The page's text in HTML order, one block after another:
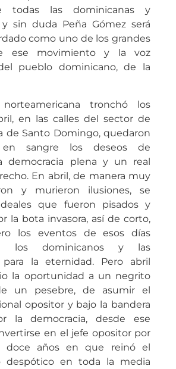
todas las dominicanas y
sin duda Peña Gómez será
como uno de los grandes
ese movimiento y la voz
pueblo dominicano, de la
tronchó los
en las calles del sector de
de Santo Domingo, quedaron
en sangre los deseos de
democracia plena y un real
En abril, de manera muy
y murieron ilusiones, se
que fueron pisados y
la bota invasora, así de corto,
los eventos de esos días
los dominicanos y las
para la eternidad. Pero abril
la oportunidad a un negrito
un pesebre, de asumir el
opositor y bajo la bandera
la democracia, desde ese
en el jefe opositor por
doce años en que reinó el
despótico en toda la media